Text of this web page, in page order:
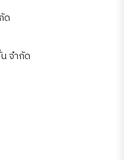
ด
จำกัด